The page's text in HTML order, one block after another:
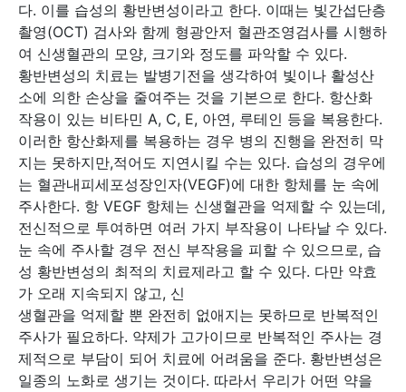
다. 이를 습성의 황반변성이라고 한다. 이때는 빛간섭단층
촬영(OCT) 검사와 함께 형광안저 혈관조영검사를 시행하
여 신생혈관의 모양, 크기와 정도를 파악할 수 있다.
황반변성의 치료는 발병기전을 생각하여 빛이나 활성산
소에 의한 손상을 줄여주는 것을 기본으로 한다. 항산화
작용이 있는 비타민 A, C, E, 아연, 루테인 등을 복용한다.
이러한 항산화제를 복용하는 경우 병의 진행을 완전히 막
지는 못하지만,적어도 지연시킬 수는 있다. 습성의 경우에
는 혈관내피세포성장인자(VEGF)에 대한 항체를 눈 속에
주사한다. 항 VEGF 항체는 신생혈관을 억제할 수 있는데,
전신적으로 투여하면 여러 가지 부작용이 나타날 수 있다.
눈 속에 주사할 경우 전신 부작용을 피할 수 있으므로, 습
성 황반변성의 최적의 치료제라고 할 수 있다. 다만 약효
가 오래 지속되지 않고, 신
생혈관을 억제할 뿐 완전히 없애지는 못하므로 반복적인
주사가 필요하다. 약제가 고가이므로 반복적인 주사는 경
제적으로 부담이 되어 치료에 어려움을 준다. 황반변성은
일종의 노화로 생기는 것이다. 따라서 우리가 어떤 약을